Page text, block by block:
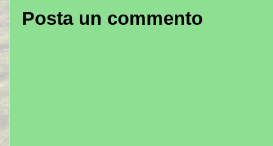
Posta un commento